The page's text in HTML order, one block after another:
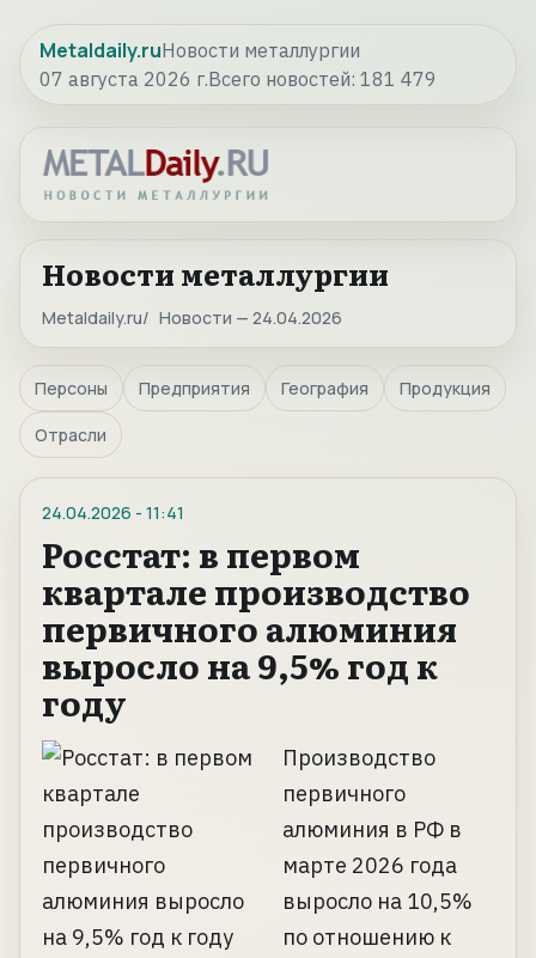
Metaldaily.ruНовости металлургии
07 августа 2026 г.Всего новостей: 181 479
Новости металлургии
Metaldaily.ru Новости — 24.04.2026
Персоны Предприятия География Продукция
Отрасли
24.04.2026 - 11:41
Росстат: в первом
квартале производство
первичного алюминия
выросло на 9,5% год к
году
Производство
первичного
алюминия в РФ в
марте 2026 года
выросло на 10,5%
по отношению к